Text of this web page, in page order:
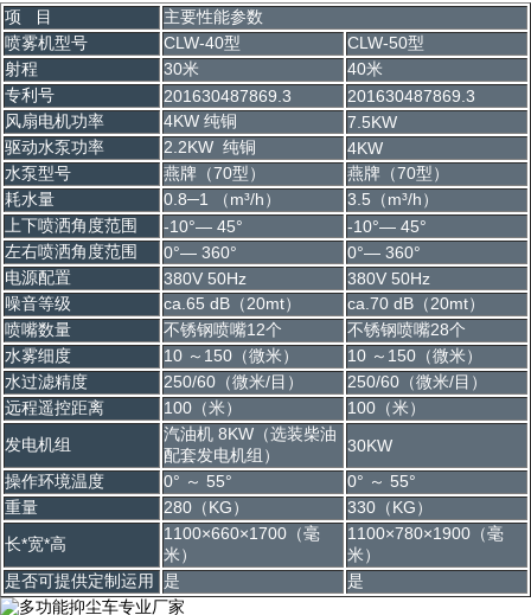
项 目
主要性能参数
喷雾机型号
CLW-40型
CLW-50型
射程
30米
40米
专利号
201630487869.3
201630487869.3
风扇电机功率
4KW 纯铜
7.5KW
驱动水泵功率
2.2KW 纯铜
4KW
水泵型号
燕牌（70型）
燕牌（70型）
耗水量
0.8─1 （m³/h）
3.5（m³/h）
上下喷洒角度范围
-10°— 45°
-10°— 45°
左右喷洒角度范围
0°— 360°
0°— 360°
电源配置
380V 50Hz
380V 50Hz
噪音等级
ca.65 dB（20mt）
ca.70 dB（20mt）
喷嘴数量
不锈钢喷嘴12个
不锈钢喷嘴28个
水雾细度
10 ～150（微米）
10 ～150（微米）
水过滤精度
250/60（微米/目）
250/60（微米/目）
远程遥控距离
100（米）
100（米）
发电机组
汽油机 8KW（选装柴油
配套发电机组）
30KW
操作环境温度
0° ～ 55°
0° ～ 55°
重量
280（KG）
330（KG）
长*宽*高
1100×660×1700（毫
米）
1100×780×1900（毫
米）
是否可提供定制运用 是 是